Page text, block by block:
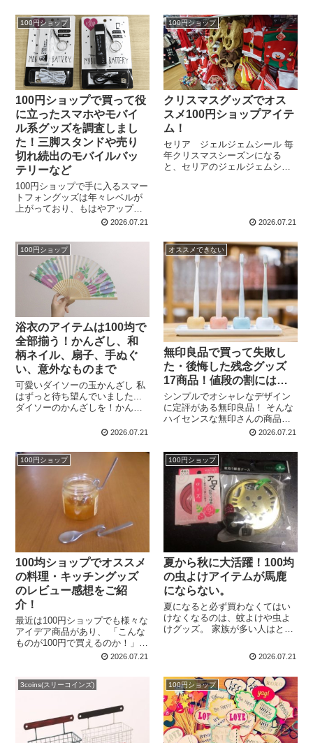
ーやキャン★ドゥなどにいくと
100円で様々なダイエットグッズ
が売っています！ そもそも...
100円ショップ
100円ショップで買って役
に立ったスマホやモバイ
ル系グッズを調査しまし
た！三脚スタンドや売り
切れ続出のモバイルバッ
テリーなど
100円ショップで手に入るスマー
トフォングッズは年々レベルが
上がっており、もはやアップル
の発売しているiPhoneの充電器
ます。 私は昔iPhoneの充電器を
100円ショップで買ってみたら結
局使えなかったと...
2026.07.21
100円ショップ
クリスマスグッズでオス
スメ100円ショップアイテ
ム！
セリア ジェルジェムシール 毎
年クリスマスシーズンになる
と、セリアのジェルジェムシー
2026.07.21
100円ショップ
浴衣のアイテムは100均で
全部揃う！かんざし、和
柄ネイル、扇子、手ぬぐ
い、意外なものまで
可愛いダイソーの玉かんざし 私
はずっと待ち望んでいました...
ダイソーのかんざしを！かんざ
れが100円！ ずっと前から、100
ぁ～と思ってたから凄く嬉し
い。 種類...
2026.07.21
オススメできない
無印良品で買って失敗し
た・後悔した残念グッズ
17商品！値段の割には…
シンプルでオシャレなデザイン
に定評がある無印良品！ そんな
ハイセンスな無印さんの商品で
も、ハズレひいちゃったな～と
す。 今回はそんなみんながオス
スメできない無印良品グッズ
を、同じ失敗をしてほしくない
と思...
2026.07.21
100円ショップ
100均ショップでオススメ
の料理・キッチングッズ
のレビュー感想をご紹
介！
最近は100円ショップでも様々な
アイデア商品があり、 「こんな
ものが100円で買えるのか！」と
驚くこともありますよね。 そん
均ショップでオススメの料理・
2026.07.21
100円ショップ
夏から秋に大活躍！100均
の虫よけアイテムが馬鹿
にならない。
夏になると必ず買わなくてはい
けなくなるのは、蚊よけや虫よ
けグッズ。 家族が多い人はとく
ですよね。 ドラッグストアで一
通りそろえると、結構いいお値
我ら庶民のミカタ、1...
2026.07.21
3coins(スリーコインズ) 100円ショップ